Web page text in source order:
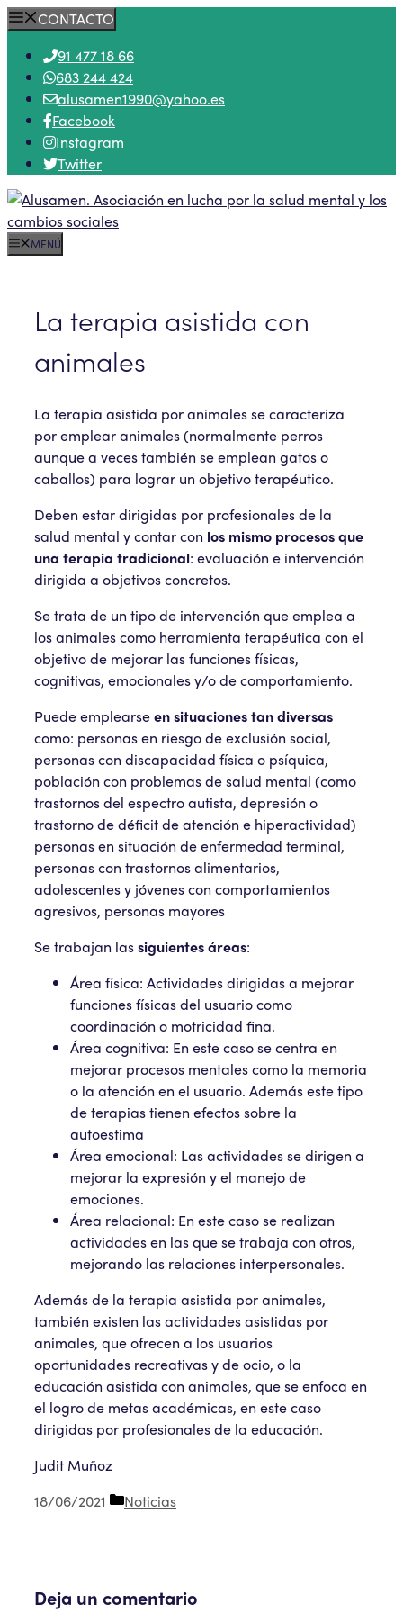
Saltar
contenido
CONTACTO
91 477 18 66
683 244 424
alusamen1990@yahoo.es
Facebook
Instagram
Twitter
MENÚ
La terapia asistida con
animales
La terapia asistida por animales se caracteriza
por emplear animales (normalmente perros
aunque a veces también se emplean gatos o
caballos) para lograr un objetivo terapéutico.
Deben estar dirigidas por profesionales de la
salud mental y contar con los mismo procesos que
una terapia tradicional: evaluación e intervención
dirigida a objetivos concretos.
Se trata de un tipo de intervención que emplea a
los animales como herramienta terapéutica con el
objetivo de mejorar las funciones físicas,
cognitivas, emocionales y/o de comportamiento.
Puede emplearseen situaciones tan diversas
como: personas en riesgo de exclusión social,
personas con discapacidad física o psíquica,
población con problemas de salud mental (como
trastornos del espectro autista, depresión o
trastorno de déficit de atención e hiperactividad)
personas en situación de enfermedad terminal,
personas con trastornos alimentarios,
adolescentes y jóvenes con comportamientos
agresivos, personas mayores
Se trabajan lassiguientes áreas:
Área física: Actividades dirigidas a mejorar
funciones físicas del usuario como
coordinación o motricidad fina.
Área cognitiva: En este caso se centra en
mejorar procesos mentales como la memoria
o la atención en el usuario. Además este tipo
de terapias tienen efectos sobre la
autoestima
Área emocional: Las actividades se dirigen a
mejorar la expresión y el manejo de
emociones.
Área relacional: En este caso se realizan
actividades en las que se trabaja con otros,
mejorando las relaciones interpersonales.
Además de la terapia asistida por animales,
también existen las actividades asistidas por
animales, que ofrecen a los usuarios
oportunidades recreativas y de ocio, o la
educación asistida con animales, que se enfoca en
el logro de metas académicas, en este caso
dirigidas por profesionales de la educación.
Judit Muñoz
18/06/2021
Categorías
Noticias
Deja un comentario